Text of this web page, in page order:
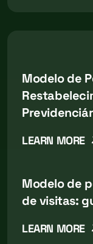
Modelo de
LEARN MORE
Modelo de
de visitas:
LEARN MORE